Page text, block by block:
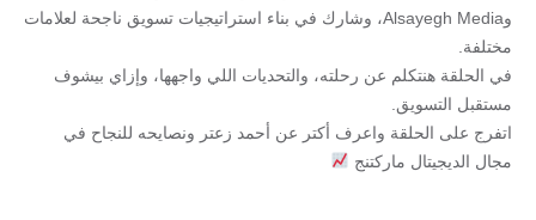
وAlsayegh Media، وشارك في بناء استراتيجيات تسويق ناجحة لعلامات
مختلفة.
في الحلقة هنتكلم عن رحلته، والتحديات اللي واجهها، وإزاي بيشوف
مستقبل التسويق.
اتفرج على الحلقة واعرف أكتر عن أحمد زعتر ونصايحه للنجاح في
مجال الديجيتال ماركتنج